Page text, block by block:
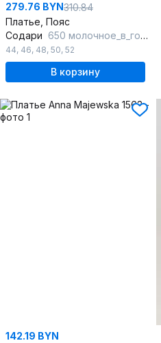
279.76 BYN310.84
Платье, Пояс
Содари 650 молочное_в_горошек
44, 46, 48, 50, 52
В корзину
142.19 BYN